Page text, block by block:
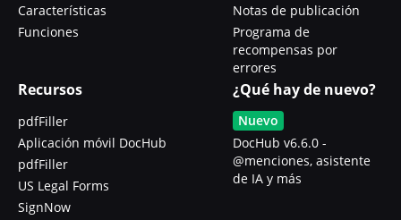
Características
Funciones
Notas de publicación
Programa de
recompensas por
errores
Recursos
pdfFiller
Aplicación móvil DocHub
pdfFiller
US Legal Forms
SignNow
¿Qué hay de nuevo?
Nuevo
DocHub v6.6.0 -
@menciones, asistente
de IA y más